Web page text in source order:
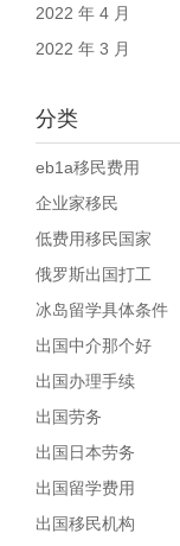
2022 年 4 月
2022 年 3 月
分类
eb1a移民费用
企业家移民
低费用移民国家
俄罗斯出国打工
冰岛留学具体条件
出国中介那个好
出国办理手续
出国劳务
出国日本劳务
出国留学费用
出国移民机构